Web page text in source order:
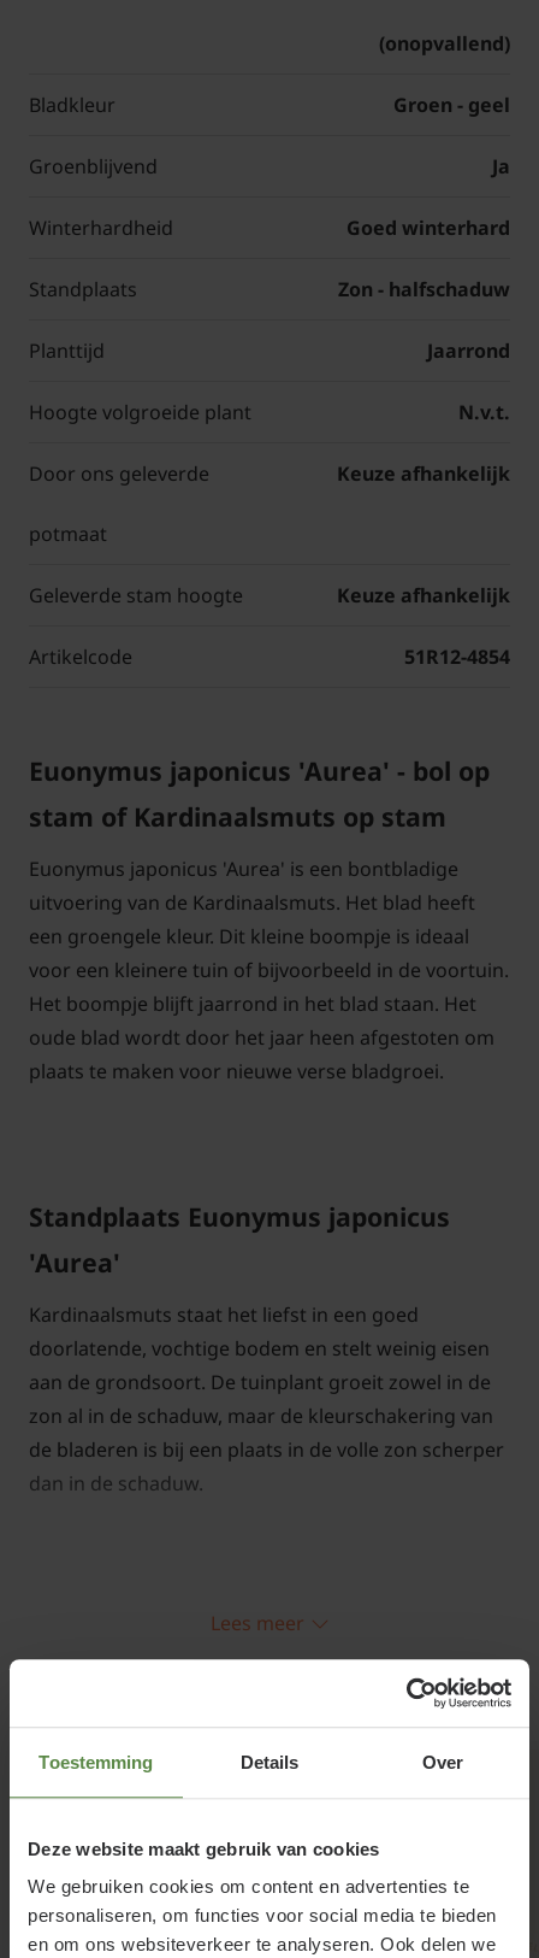
Toestemming Details Over
Deze website maakt gebruik van cookies
We gebruiken cookies om content en advertenties te
personaliseren, om functies voor social media te bieden
en om ons websiteverkeer te analyseren. Ook delen we
(onopvallend)
Bladkleur Groen - geel
Groenblijvend Ja
Winterhardheid Goed winterhard
Standplaats Zon - halfschaduw
Planttijd Jaarrond
Hoogte volgroeide plant N.v.t.
Door ons geleverde
potmaat
Keuze afhankelijk
Geleverde stam hoogte Keuze afhankelijk
Artikelcode 51R12-4854
Euonymus japonicus 'Aurea' - bol op
stam of Kardinaalsmuts op stam
Euonymus japonicus 'Aurea' is een bontbladige
uitvoering van de Kardinaalsmuts. Het blad heeft
een groengele kleur. Dit kleine boompje is ideaal
voor een kleinere tuin of bijvoorbeeld in de voortuin.
Het boompje blijft jaarrond in het blad staan. Het
oude blad wordt door het jaar heen afgestoten om
plaats te maken voor nieuwe verse bladgroei.
Standplaats Euonymus japonicus
'Aurea'
Kardinaalsmuts staat het liefst in een goed
doorlatende, vochtige bodem en stelt weinig eisen
aan de grondsoort. De tuinplant groeit zowel in de
zon al in de schaduw, maar de kleurschakering van
de bladeren is bij een plaats in de volle zon scherper
dan in de schaduw.
Euonymus japonicus 'Aurea' snoeien
Snoei deze bolvorm een tot twee keer per jaar om
de vorm te behouden. Snoeien kan het hele jaar
door behalve bij vorst en extreme hitte.
Potmaat:
Lees meer